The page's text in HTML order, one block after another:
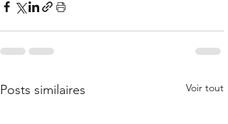
Posts similaires Voir tout